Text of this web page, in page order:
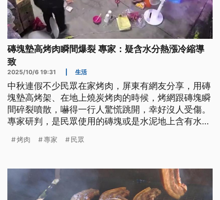
磚塊墊高烤肉瞬間爆裂 專家：疑含水分熱漲冷縮導
致
2025/10/6 19:31 生活
中秋連假不少民眾在家烤肉，屏東有網友分享，用磚
塊墊高烤架、在地上燒炭烤肉的時候，烤網跟磚塊瞬
間碎裂噴散，嚇得一行人驚慌跳開，幸好沒人受傷。
專家研判，是民眾使用的磚塊或是水泥地上含有水
碎片出來而造成。
烤肉 專家 民眾